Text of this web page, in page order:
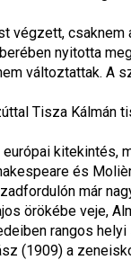
végzett,
nyitotta
változtattak. A
Tisza
és
már
örökébe veje,
rangos
(1909) a